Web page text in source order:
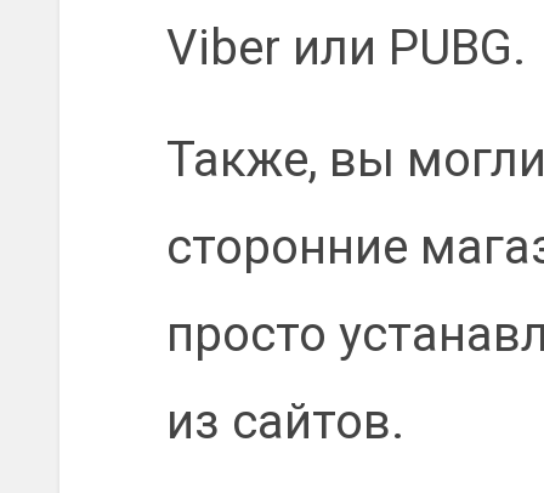
Viber или PUBG.
Также, вы
сторонние
просто
из сайтов.